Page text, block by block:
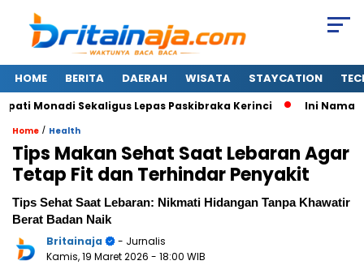
HOME BERITA DAERAH WISATA STAYCATION
Monadi Sekaligus Lepas Paskibraka Kerinci Ini Nama-
Home / Health
Tips Makan Sehat Saat Lebaran Agar
Tetap Fit dan Terhindar Penyakit
Tips Sehat Saat Lebaran: Nikmati Hidangan Tanpa Khawatir
Berat Badan Naik
Britainaja
- Jurnalis
Kamis, 19 Maret 2026 - 18:00 WIB